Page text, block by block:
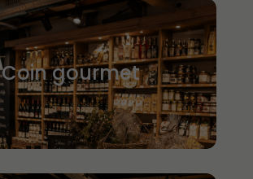
Coin gourmet